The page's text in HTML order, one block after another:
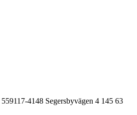
559117-4148 Segersbyvägen 4 145 63